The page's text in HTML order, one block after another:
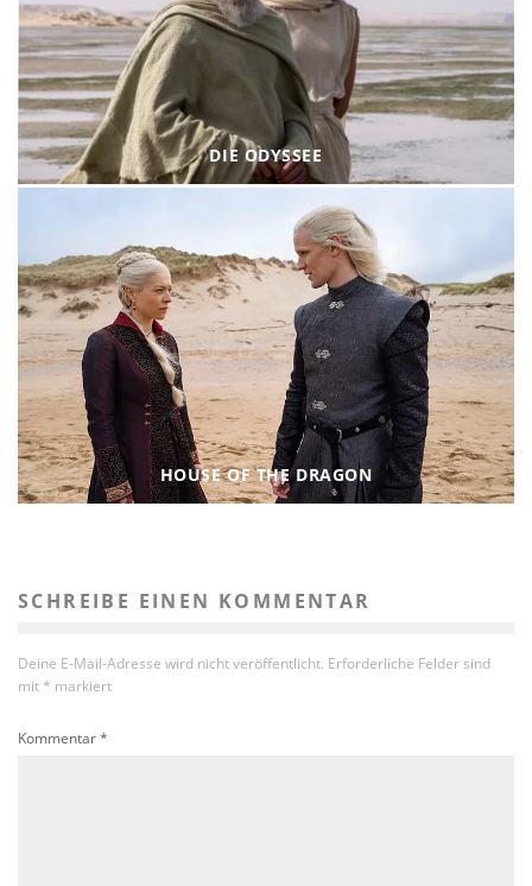
DIE ODYSSEE
HOUSE OF THE DRAGON
SCHREIBE EINEN KOMMENTAR
Deine E-Mail-Adresse wird nicht veröffentlicht. Erforderliche Felder sind
mit * markiert
Kommentar*